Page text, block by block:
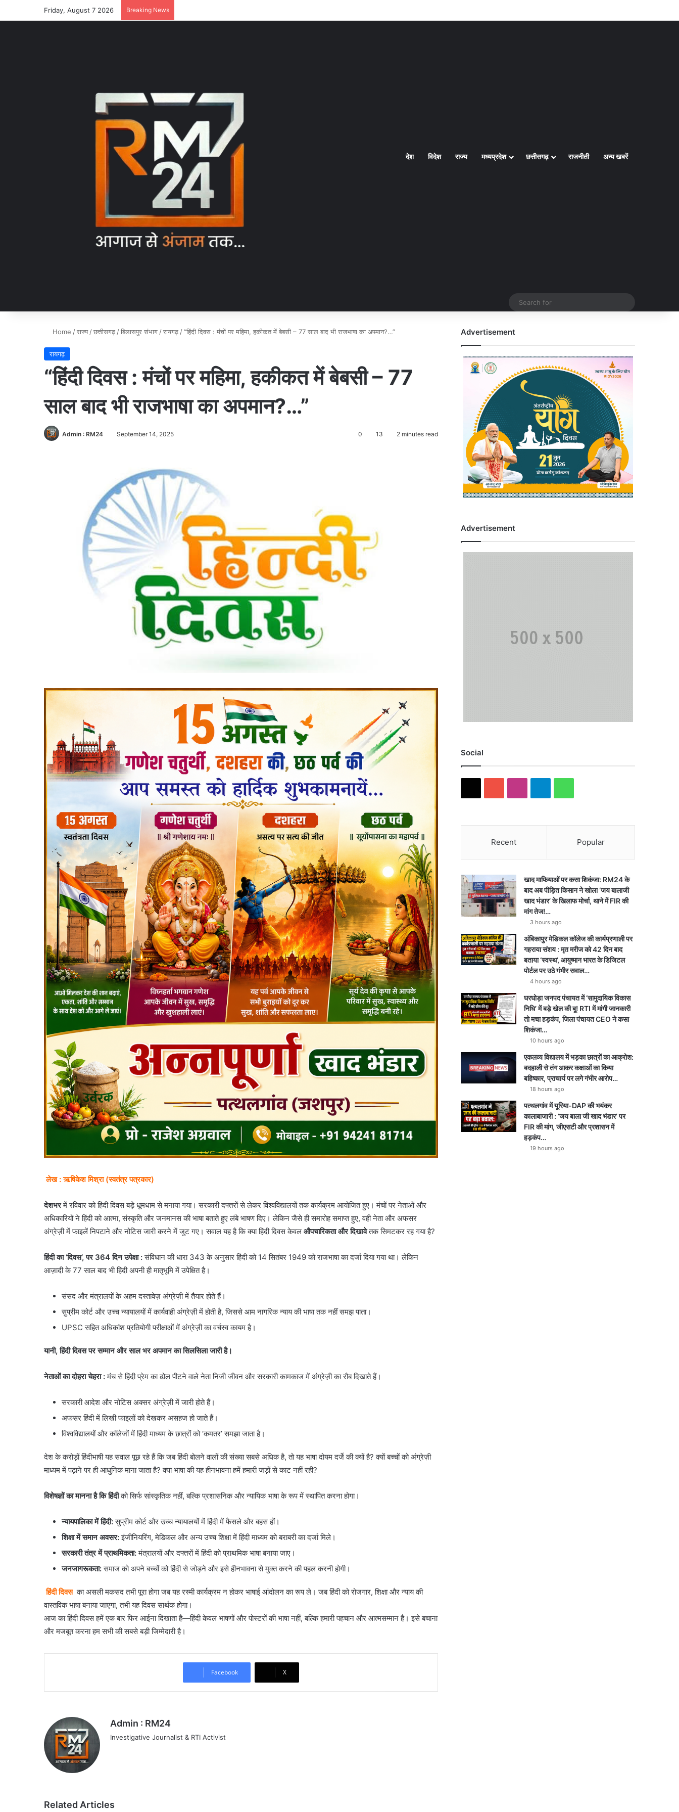
Friday, August 7 2026 Breaking News
Homeदेश विदेश राज्य मध्यप्रदेश छत्तीसगढ़ राजनीती अन्य खबरें
Home /राज्य /छत्तीसगढ़ /बिलासपुर संभाग /रायगढ़ /“हिंदी दिवस : मंचों पर महिमा, हकीकत में बेबसी – 77 साल बाद भी राजभाषा का अपमान?…”
रायगढ़
“हिंदी दिवस : मंचों पर महिमा, हकीकत में बेबसी – 77
साल बाद भी राजभाषा का अपमान?…”
Admin : RM24 September 14, 2025 0 13 2 minutes read
लेख : ऋषिकेश मिश्रा (स्वतंत्र पत्रकार)
देशभरमें रविवार को हिंदी दिवस बड़े धूमधाम से मनाया गया। सरकारी दफ्तरों से लेकर विश्वविद्यालयों तक कार्यक्रम आयोजित हुए। मंचों पर नेताओं और
अधिकारियों ने हिंदी को आत्मा, संस्कृति और जनमानस की भाषा बताते हुए लंबे भाषण दिए। लेकिन जैसे ही समारोह समाप्त हुए, वही नेता और अफसर
अंग्रेज़ी में फाइलें निपटाने और नोटिस जारी करने में जुट गए। सवाल यह है कि क्या हिंदी दिवस केवल औपचारिकता और दिखावेतक सिमटकर रह गया है?
हिंदी का ‘दिवस’, पर 364 दिन उपेक्षा :संविधान की धारा 343 के अनुसार हिंदी को 14 सितंबर 1949 को राजभाषा का दर्जा दिया गया था। लेकिन
आज़ादी के 77 साल बाद भी हिंदी अपनी ही मातृभूमि में उपेक्षित है।
संसद और मंत्रालयों के अहम दस्तावेज़ अंग्रेज़ी में तैयार होते हैं।
सुप्रीम कोर्ट और उच्च न्यायालयों में कार्यवाही अंग्रेज़ी में होती है, जिससे आम नागरिक न्याय की भाषा तक नहीं समझ पाता।
UPSC सहित अधिकांश प्रतियोगी परीक्षाओं में अंग्रेज़ी का वर्चस्व कायम है।
यानी, हिंदी दिवस पर सम्मान और साल भर अपमान का सिलसिला जारी है।
नेताओं का दोहरा चेहरा :मंच से हिंदी प्रेम का ढोल पीटने वाले नेता निजी जीवन और सरकारी कामकाज में अंग्रेज़ी का रौब दिखाते हैं।
सरकारी आदेश और नोटिस अक्सर अंग्रेज़ी में जारी होते हैं।
अफसर हिंदी में लिखी फाइलों को देखकर असहज हो जाते हैं।
विश्वविद्यालयों और कॉलेजों में हिंदी माध्यम के छात्रों को ‘कमतर’ समझा जाता है।
देश के करोड़ों हिंदीभाषी यह सवाल पूछ रहे हैं कि जब हिंदी बोलने वालों की संख्या सबसे अधिक है, तो यह भाषा दोयम दर्जे की क्यों है? क्यों बच्चों को अंग्रेज़ी
माध्यम में पढ़ाने पर ही आधुनिक माना जाता है? क्या भाषा की यह हीनभावना हमें हमारी जड़ों से काट नहीं रही?
विशेषज्ञों का मानना है कि हिंदीको सिर्फ सांस्कृतिक नहीं, बल्कि प्रशासनिक और न्यायिक भाषा के रूप में स्थापित करना होगा।
न्यायपालिका में हिंदी:सुप्रीम कोर्ट और उच्च न्यायालयों में हिंदी में फैसले और बहस हों।
शिक्षा में समान अवसर:इंजीनियरिंग, मेडिकल और अन्य उच्च शिक्षा में हिंदी माध्यम को बराबरी का दर्जा मिले।
सरकारी तंत्र में प्राथमिकता:मंत्रालयों और दफ्तरों में हिंदी को प्राथमिक भाषा बनाया जाए।
जनजागरूकता:समाज को अपने बच्चों को हिंदी से जोड़ने और इसे हीनभावना से मुक्त करने की पहल करनी होगी।
हिंदी दिवस का असली मकसद तभी पूरा होगा जब यह रस्मी कार्यक्रम न होकर भाषाई आंदोलन का रूप ले। जब हिंदी को रोजगार, शिक्षा और न्याय की
वास्तविक भाषा बनाया जाएगा, तभी यह दिवस सार्थक होगा।
आज का हिंदी दिवस हमें एक बार फिर आईना दिखाता है—हिंदी केवल भाषणों और पोस्टरों की भाषा नहीं, बल्कि हमारी पहचान और आत्मसम्मान है। इसे बचाना
और मजबूत करना हम सभी की सबसे बड़ी जिम्मेदारी है।
Facebook X
Admin : RM24
Investigative Journalist & RTI Activist
Related Articles
Advertisement
Advertisement
Social
Recent Popular
खाद माफियाओं पर कसा शिकंजा: RM24 के
बाद अब पीड़ित किसान ने खोला ‘जय बालाजी
खाद भंडार’ के खिलाफ मोर्चा, थाने में FIR की
मांग तेज!…
3 hours ago
अंबिकापुर मेडिकल कॉलेज की कार्यप्रणाली पर
गहराया संशय : मृत मरीज को 42 दिन बाद
बताया ‘स्वस्थ’, आयुष्मान भारत के डिजिटल
पोर्टल पर उठे गंभीर सवाल…
4 hours ago
घरघोड़ा जनपद पंचायत में ‘सामुदायिक विकास
निधि’ में बड़े खेल की बू! RTI में मांगी जानकारी
तो मचा हड़कंप, जिला पंचायत CEO ने कसा
शिकंजा…
10 hours ago
एकलव्य विद्यालय में भड़का छात्रों का आक्रोश:
बदहाली से तंग आकर कक्षाओं का किया
बहिष्कार, प्राचार्य पर लगे गंभीर आरोप…
18 hours ago
पत्थलगांव में यूरिया-DAP की भयंकर
कालाबाजारी : ‘जय बाला जी खाद भंडार’ पर
FIR की मांग, जीएसटी और प्रशासन में
हड़कंप…
19 hours ago